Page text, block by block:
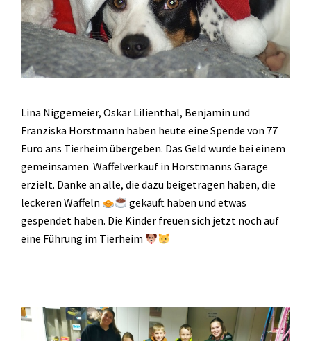
Lina Niggemeier, Oskar Lilienthal, Benjamin und
Franziska Horstmann haben heute eine Spende von 77
Euro ans Tierheim übergeben. Das Geld wurde bei einem
gemeinsamen Waffelverkauf in Horstmanns Garage
erzielt. Danke an alle, die dazu beigetragen haben, die
leckeren Waffeln
gekauft haben und etwas
gespendet haben. Die Kinder freuen sich jetzt noch auf
eine Führung im Tierheim